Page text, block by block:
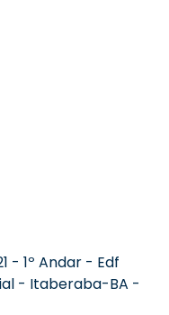
- 1º Andar - Edf
- Itaberaba-BA -